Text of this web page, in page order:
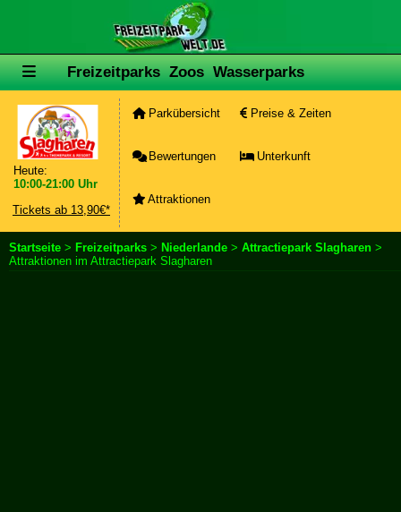
Freizeitparks Zoos Wasserparks
Heute:
10:00-21:00 Uhr
Tickets ab 13,90€*
Parkübersicht Preise & Zeiten
Bewertungen Unterkunft
Attraktionen
Startseite > Freizeitparks > Niederlande > Attractiepark Slagharen >
Attraktionen im Attractiepark Slagharen